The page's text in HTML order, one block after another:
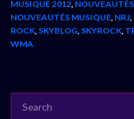
MUSIQUE 2012, NOUVEAUTÉS
NOUVEAUTÉS MUSIQUE, NRJ,
ROCK, SKYBLOG, SKYROCK,
WMA
FOR: